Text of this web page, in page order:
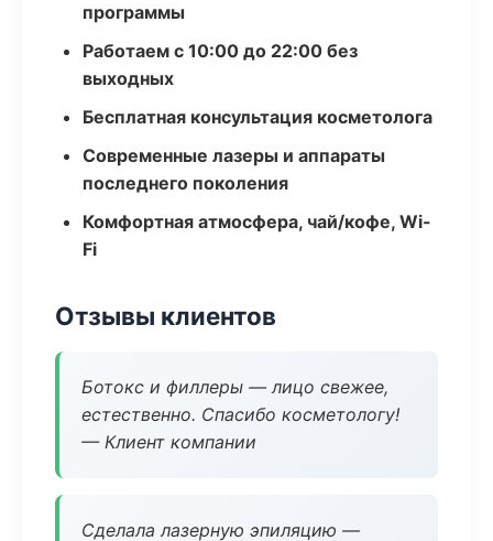
программы
Работаем с 10:00 до 22:00 без
выходных
Бесплатная консультация косметолога
Современные лазеры и аппараты
последнего поколения
Комфортная атмосфера, чай/кофе, Wi-
Fi
Отзывы клиентов
Ботокс и филлеры — лицо свежее,
естественно. Спасибо косметологу!
— Клиент компании
Сделала лазерную эпиляцию —